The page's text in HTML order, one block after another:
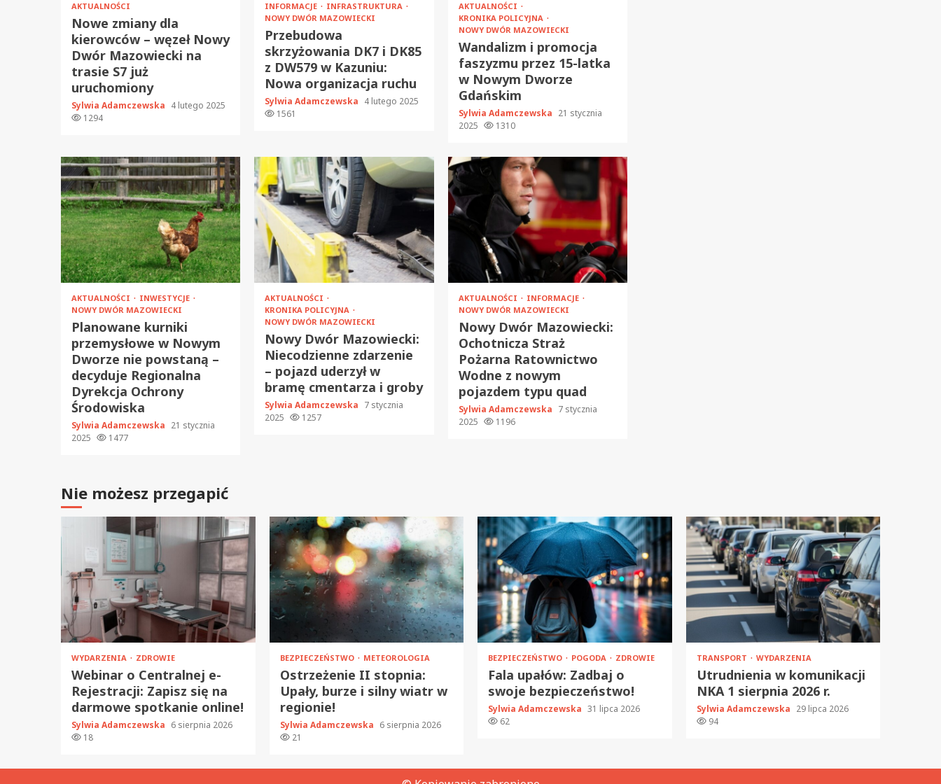
AKTUALNOŚCI
Nowe zmiany dla
kierowców – węzeł Nowy
Dwór Mazowiecki na
trasie S7 już
uruchomiony
Sylwia Adamczewska 4 lutego 2025
1294
INFORMACJE
INFRASTRUKTURA
NOWY DWÓR MAZOWIECKI
Przebudowa
skrzyżowania DK7 i DK85
z DW579 w Kazuniu:
Nowa organizacja ruchu
Sylwia Adamczewska 4 lutego 2025
1561
AKTUALNOŚCI
KRONIKA POLICYJNA
NOWY DWÓR MAZOWIECKI
Wandalizm i promocja
faszyzmu przez 15-latka
w Nowym Dworze
Gdańskim
Sylwia Adamczewska 21 stycznia
2025
1310
AKTUALNOŚCI
INWESTYCJE
NOWY DWÓR MAZOWIECKI
Planowane kurniki
przemysłowe w Nowym
Dworze nie powstaną –
decyduje Regionalna
Dyrekcja Ochrony
Środowiska
Sylwia Adamczewska 21 stycznia
2025
1477
AKTUALNOŚCI
KRONIKA POLICYJNA
NOWY DWÓR MAZOWIECKI
Nowy Dwór Mazowiecki:
Niecodzienne zdarzenie
– pojazd uderzył w
bramę cmentarza i groby
Sylwia Adamczewska 7 stycznia
2025
1257
AKTUALNOŚCI
INFORMACJE
NOWY DWÓR MAZOWIECKI
Nowy Dwór Mazowiecki:
Ochotnicza Straż
Pożarna Ratownictwo
Wodne z nowym
pojazdem typu quad
Sylwia Adamczewska 7 stycznia
2025
1196
Nie możesz przegapić
WYDARZENIA ZDROWIE
Webinar o Centralnej e-
Rejestracji: Zapisz się na
darmowe spotkanie online!
Sylwia Adamczewska 6 sierpnia 2026
18
BEZPIECZEŃSTWO METEOROLOGIA
Ostrzeżenie II stopnia:
Upały, burze i silny wiatr w
regionie!
Sylwia Adamczewska 6 sierpnia 2026
21
BEZPIECZEŃSTWO POGODA ZDROWIE
Fala upałów: Zadbaj o
swoje bezpieczeństwo!
Sylwia Adamczewska 31 lipca 2026
62
TRANSPORT WYDARZENIA
Utrudnienia w komunikacji
NKA 1 sierpnia 2026 r.
Sylwia Adamczewska 29 lipca 2026
94